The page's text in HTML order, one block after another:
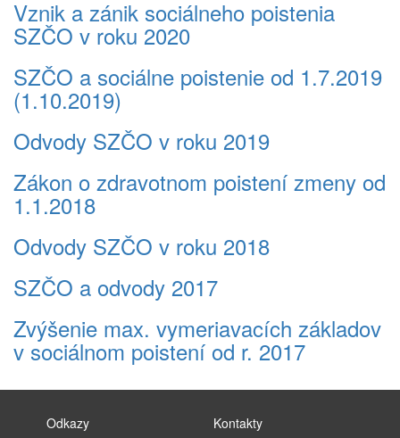
Vznik a zánik sociálneho poistenia
SZČO v roku 2020
SZČO a sociálne poistenie od 1.7.2019
(1.10.2019)
Odvody SZČO v roku 2019
Zákon o zdravotnom poistení zmeny od
1.1.2018
Odvody SZČO v roku 2018
SZČO a odvody 2017
Zvýšenie max. vymeriavacích základov
v sociálnom poistení od r. 2017
Odkazy Kontakty